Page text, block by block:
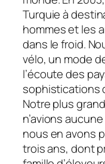
Turquie à
hommes et les
dans le froid.
vélo, un mode
l’écoute des
sophistications
Notre plus
n’avions
nous en avons
trois ans, dont